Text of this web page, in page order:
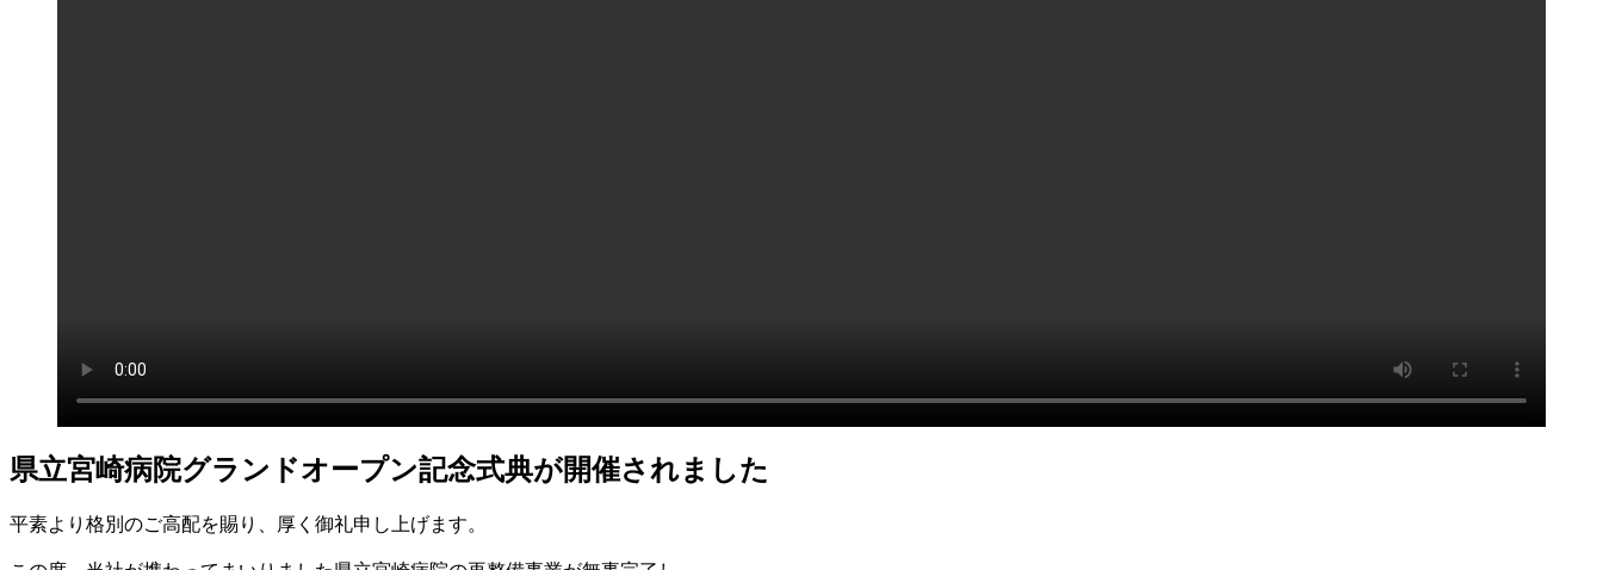
県立宮崎病院グランドオープン記念式典が開催されました
平素より格別のご高配を賜り、厚く御礼申し上げます。